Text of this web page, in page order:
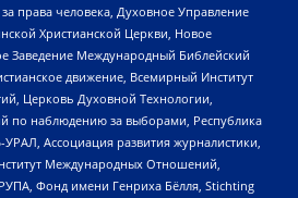
права человека, Духовное Управление
Христианской Церкви, Новое
Заведение Международный Библейский
движение, Всемирный Институт
Церковь Духовной Технологии,
по наблюдению за выборами, Республика
Ассоциация развития журналистики,
Международных Отношений,
Фонд имени Генриха Бёлля, Stichting